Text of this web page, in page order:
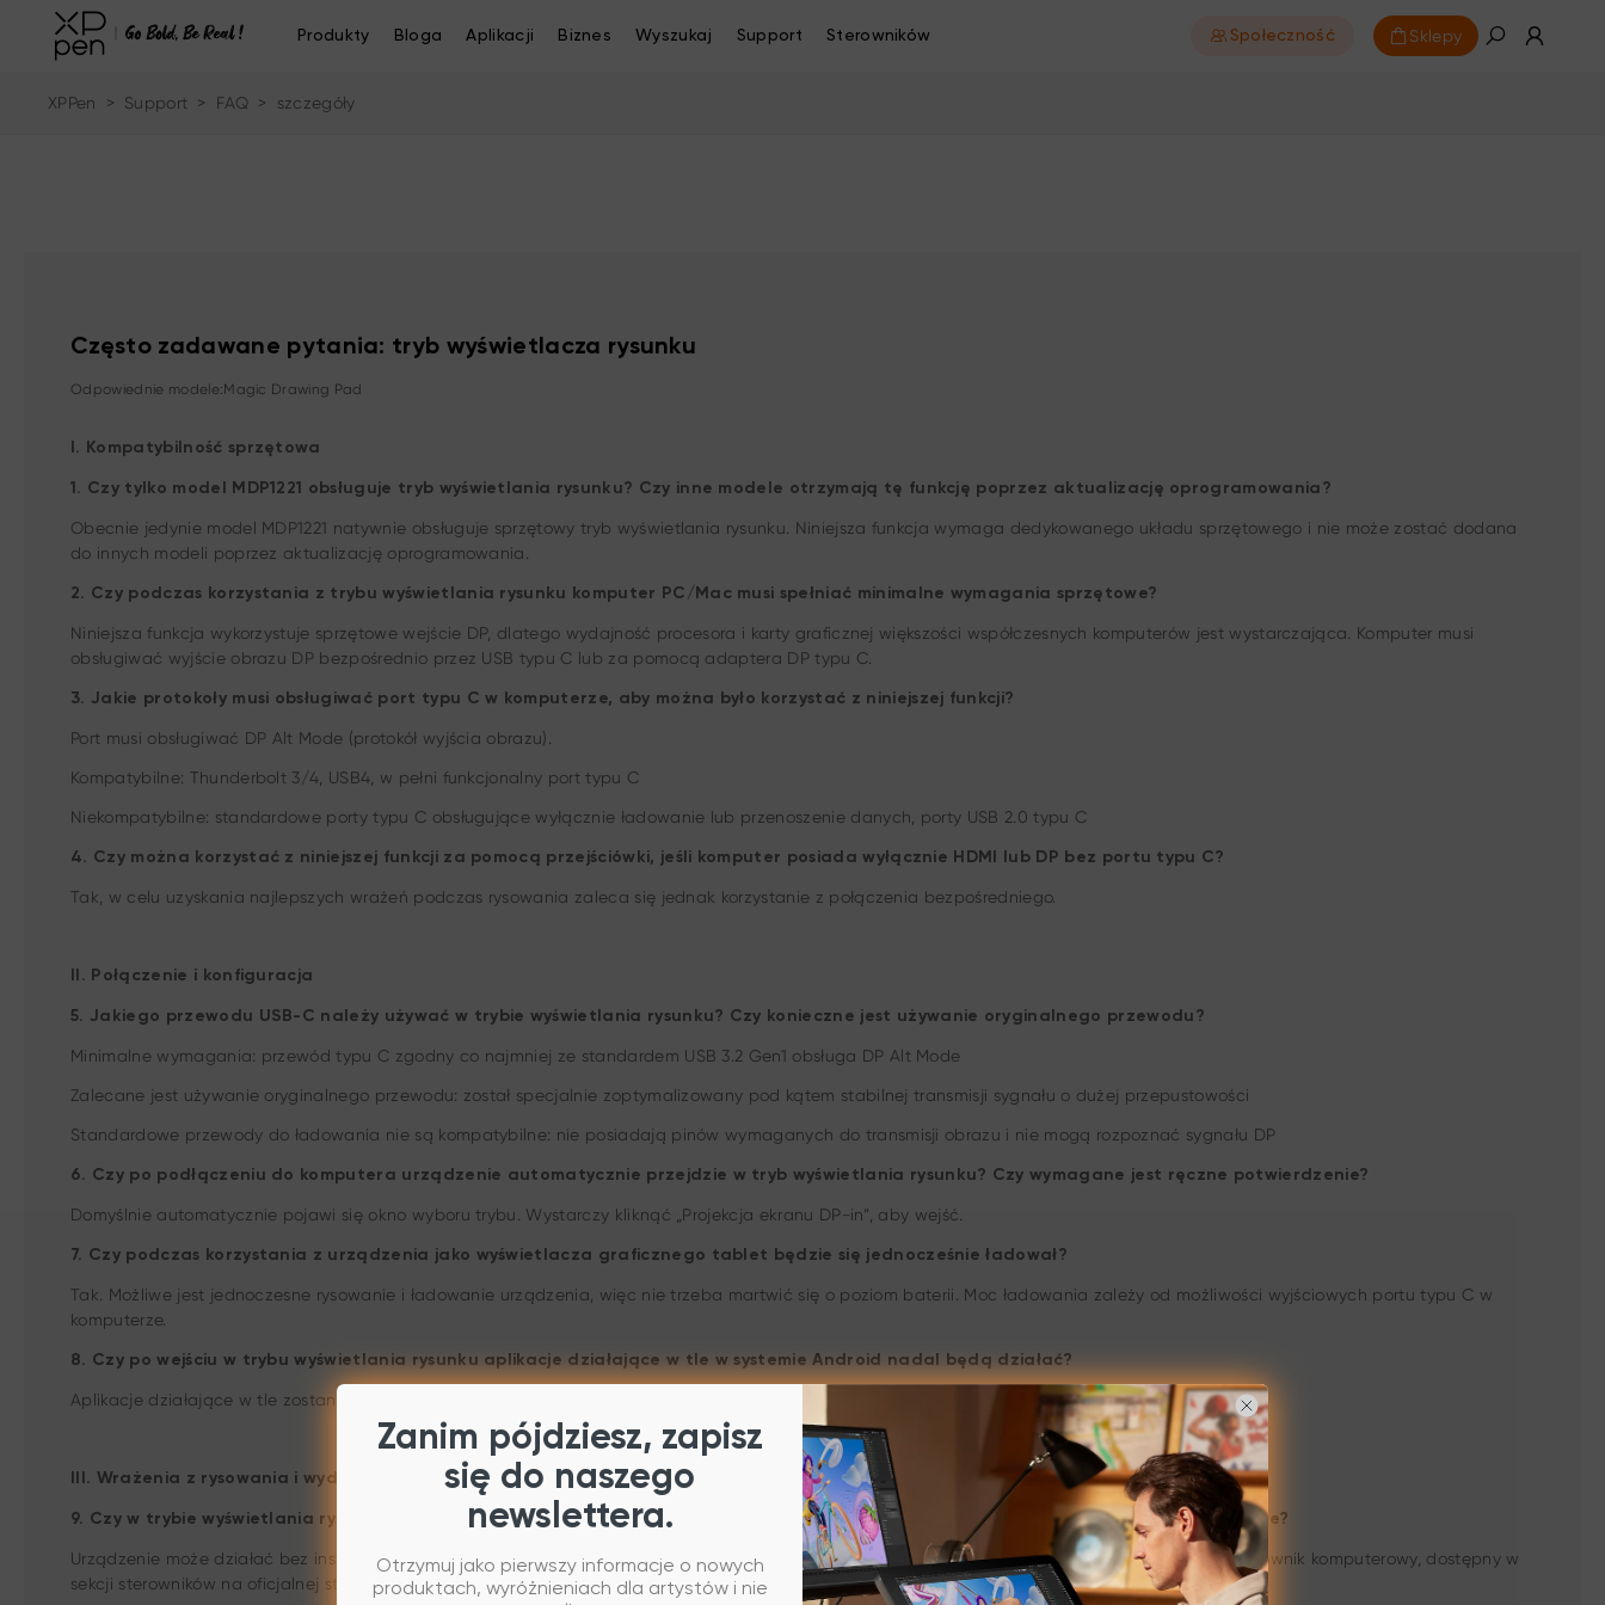
Produkty Bloga Aplikacji Biznes Wyszukaj Support Sterowników Społeczność Sklepy
XPPen > Support > FAQ > szczegóły
Często zadawane pytania: tryb wyświetlacza rysunku
Odpowiednie modele:Magic Drawing Pad
I. Kompatybilność sprzętowa
1. Czy tylko model MDP1221 obsługuje tryb wyświetlania rysunku? Czy inne modele otrzymają tę funkcję poprzez aktualizację oprogramowania?
Obecnie jedynie model MDP1221 natywnie obsługuje sprzętowy tryb wyświetlania rysunku. Niniejsza funkcja wymaga dedykowanego układu sprzętowego i nie może zostać dodana
do innych modeli poprzez aktualizację oprogramowania.
2. Czy podczas korzystania z trybu wyświetlania rysunku komputer PC/Mac musi spełniać minimalne wymagania sprzętowe?
Niniejsza funkcja wykorzystuje sprzętowe wejście DP, dlatego wydajność procesora i karty graficznej większości współczesnych komputerów jest wystarczająca. Komputer musi
obsługiwać wyjście obrazu DP bezpośrednio przez USB typu C lub za pomocą adaptera DP typu C.
3. Jakie protokoły musi obsługiwać port typu C w komputerze, aby można było korzystać z niniejszej funkcji?
Port musi obsługiwać DP Alt Mode (protokół wyjścia obrazu).
Kompatybilne: Thunderbolt 3/4, USB4, w pełni funkcjonalny port typu C
Niekompatybilne: standardowe porty typu C obsługujące wyłącznie ładowanie lub przenoszenie danych, porty USB 2.0 typu C
4. Czy można korzystać z niniejszej funkcji za pomocą przejściówki, jeśli komputer posiada wyłącznie HDMI lub DP bez portu typu C?
Tak, w celu uzyskania najlepszych wrażeń podczas rysowania zaleca się jednak korzystanie z połączenia bezpośredniego.
II. Połączenie i konfiguracja
5. Jakiego przewodu USB-C należy używać w trybie wyświetlania rysunku? Czy konieczne jest używanie oryginalnego przewodu?
Minimalne wymagania: przewód typu C zgodny co najmniej ze standardem USB 3.2 Gen1 obsługa DP Alt Mode
Zalecane jest używanie oryginalnego przewodu: został specjalnie zoptymalizowany pod kątem stabilnej transmisji sygnału o dużej przepustowości
Standardowe przewody do ładowania nie są kompatybilne: nie posiadają pinów wymaganych do transmisji obrazu i nie mogą rozpoznać sygnału DP
6. Czy po podłączeniu do komputera urządzenie automatycznie przejdzie w tryb wyświetlania rysunku? Czy wymagane jest ręczne potwierdzenie?
Domyślnie automatycznie pojawi się okno wyboru trybu. Wystarczy kliknąć „Projekcja ekranu DP-in”, aby wejść.
7. Czy podczas korzystania z urządzenia jako wyświetlacza graficznego tablet będzie się jednocześnie ładował?
Tak. Możliwe jest jednoczesne rysowanie i ładowanie urządzenia, więc nie trzeba martwić się o poziom baterii. Moc ładowania zależy od możliwości wyjściowych portu typu C w
komputerze.
8. Czy po wejściu w trybu wyświetlania rysunku aplikacje działające w tle w systemie Android nadal będą działać?
Aplikacje działające w tle zostaną całkowicie wstrzymane. Aby ponownie uzyskać dostęp do pulpitu Androida, należy wyjść z tego trybu.
III. Wrażenia z rysowania i wydajność
9. Czy w trybie wyświetlania rysunku obsługa 16K poziomów nacisku i wykrywania nachylenia wymaga instalacji sterownika na komputerze?
Urządzenie może działać bez instalacji sterowników. Jednak w celu ponownej konfiguracji lub kalibracji pióra należy zainstalować dedykowany sterownik komputerowy, dostępny w
sekcji sterowników na oficjalnej stronie XPPen.
Zanim pójdziesz, zapisz
się do naszego
newslettera.
Otrzymuj jako pierwszy informacje o nowych
produktach, wyróżnieniach dla artystów i nie